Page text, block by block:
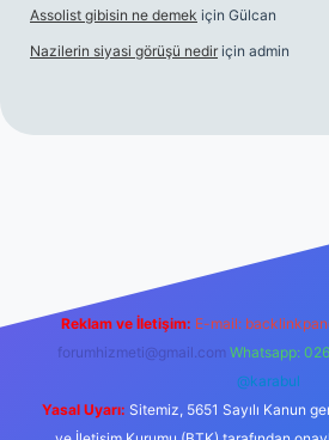
Assolist gibisin ne demek için Gülcan
Nazilerin siyasi görüşü nedir için admin
Reklam ve İletişim: E-mail:
forumhizmeti@gmail.com Whatsapp:
@karabul
Yasal Uyarı: Sitemiz, 5651 Sayılı Kanun